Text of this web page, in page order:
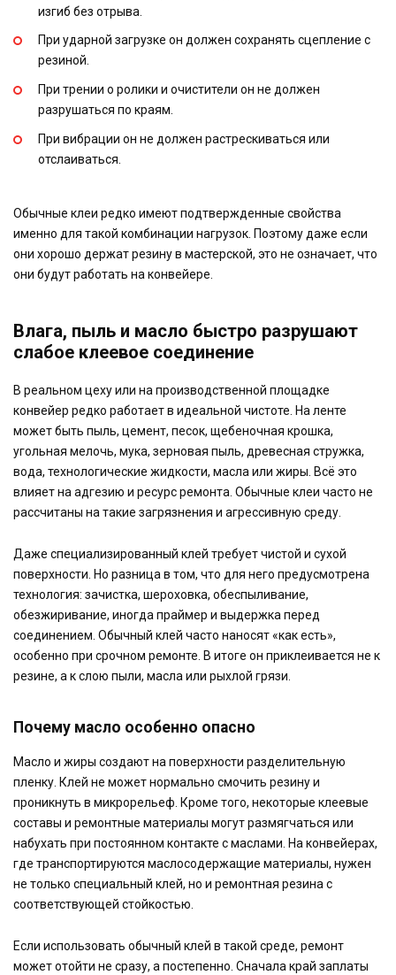
изгиб без отрыва.
При ударной загрузке он должен сохранять сцепление с
резиной.
При трении о ролики и очистители он не должен
разрушаться по краям.
При вибрации он не должен растрескиваться или
отслаиваться.
Обычные клеи редко имеют подтвержденные свойства
именно для такой комбинации нагрузок. Поэтому даже если
они хорошо держат резину в мастерской, это не означает, что
они будут работать на конвейере.
Влага, пыль и масло быстро разрушают
слабое клеевое соединение
В реальном цеху или на производственной площадке
конвейер редко работает в идеальной чистоте. На ленте
может быть пыль, цемент, песок, щебеночная крошка,
угольная мелочь, мука, зерновая пыль, древесная стружка,
вода, технологические жидкости, масла или жиры. Всё это
влияет на адгезию и ресурс ремонта. Обычные клеи часто не
рассчитаны на такие загрязнения и агрессивную среду.
Даже специализированный клей требует чистой и сухой
поверхности. Но разница в том, что для него предусмотрена
технология: зачистка, шероховка, обеспыливание,
обезжиривание, иногда праймер и выдержка перед
соединением. Обычный клей часто наносят «как есть»,
особенно при срочном ремонте. В итоге он приклеивается не к
резине, а к слою пыли, масла или рыхлой грязи.
Почему масло особенно опасно
Масло и жиры создают на поверхности разделительную
пленку. Клей не может нормально смочить резину и
проникнуть в микрорельеф. Кроме того, некоторые клеевые
составы и ремонтные материалы могут размягчаться или
набухать при постоянном контакте с маслами. На конвейерах,
где транспортируются маслосодержащие материалы, нужен
не только специальный клей, но и ремонтная резина с
соответствующей стойкостью.
Если использовать обычный клей в такой среде, ремонт
может отойти не сразу, а постепенно. Сначала край заплаты